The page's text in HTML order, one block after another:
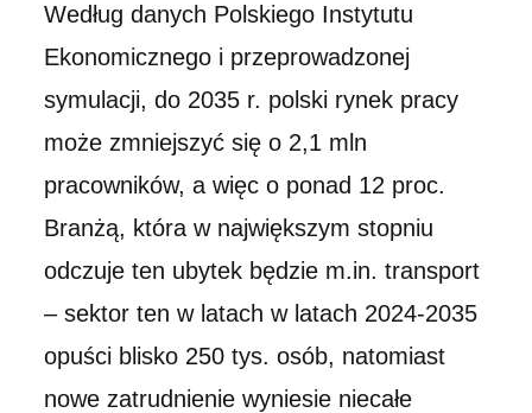
Według danych Polskiego Instytutu
Ekonomicznego i przeprowadzonej
symulacji, do 2035 r. polski rynek pracy
może zmniejszyć się o 2,1 mln
pracowników, a więc o ponad 12 proc.
Branżą, która w największym stopniu
odczuje ten ubytek będzie m.in. transport
– sektor ten w latach w latach 2024-2035
opuści blisko 250 tys. osób, natomiast
nowe zatrudnienie wyniesie niecałe